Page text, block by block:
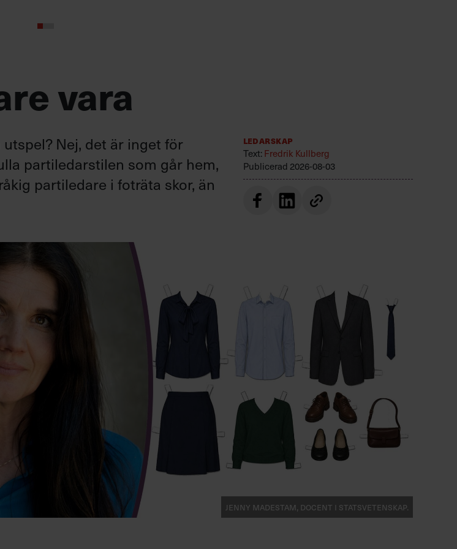
vara
Nej, det är inget för
partiledarstilen som går hem,
partiledare i foträta skor, än
Ledarskap
Text:Fredrik Kullberg
Publicerad 2026-08-03
Jenny Madestam, docent i statsvetenskap.